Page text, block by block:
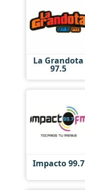
La Grandota
97.5
Impacto 99.7